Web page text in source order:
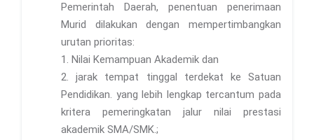
Pemerintah Daerah, penentuan penerimaan
Murid dilakukan dengan mempertimbangkan
urutan prioritas:
1. Nilai Kemampuan Akademik dan
2. jarak tempat tinggal terdekat ke Satuan
Pendidikan. yang lebih lengkap tercantum pada
kritera pemeringkatan jalur nilai prestasi
akademik SMA/SMK.;